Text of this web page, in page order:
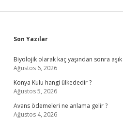
Sidebar
Son Yazılar
Biyolojik olarak kaç yaşından sonra
Ağustos 6, 2026
Konya Kulu hangi ülkededir ?
Ağustos 5, 2026
Avans ödemeleri ne anlama gelir ?
Ağustos 4, 2026